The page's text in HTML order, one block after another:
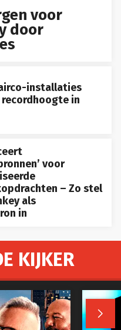
voor
door
installaties
in
voor
– Zo stel
als
in
KIJKER
